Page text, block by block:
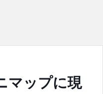
マップに現